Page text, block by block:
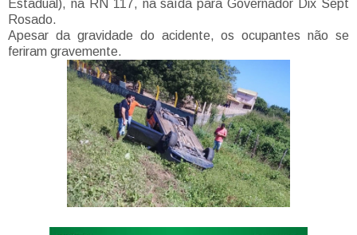
Estadual), na RN 117, na saída para Governador Dix Sept
Rosado.
Apesar da gravidade do acidente, os ocupantes não se
feriram gravemente.